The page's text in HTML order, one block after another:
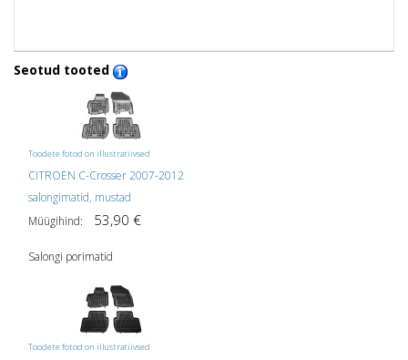
Seotud tooted
Toodete fotod on illustratiivsed
CITROEN C-Crosser 2007-2012
salongimatid, mustad
Müügihind:
53,90 €
Salongi porimatid
Toodete fotod on illustratiivsed